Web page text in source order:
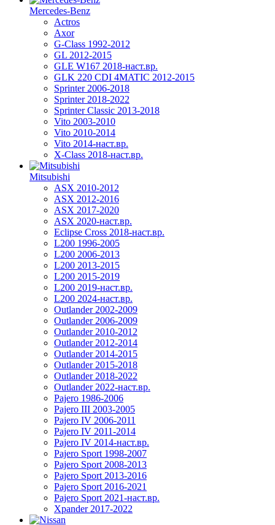
Mercedes-Benz
Actros
Axor
G-Class 1992-2012
GL 2012-2015
GLE W167 2018-наст.вр.
GLK 220 CDI 4MATIC 2012-2015
Sprinter 2006-2018
Sprinter 2018-2022
Sprinter Classic 2013-2018
Vito 2003-2010
Vito 2010-2014
Vito 2014-наст.вр.
X-Class 2018-наст.вр.
Mitsubishi
ASX 2010-2012
ASX 2012-2016
ASX 2017-2020
ASX 2020-наст.вр.
Eclipse Cross 2018-наст.вр.
L200 1996-2005
L200 2006-2013
L200 2013-2015
L200 2015-2019
L200 2019-наст.вр.
L200 2024-наст.вр.
Outlander 2002-2009
Outlander 2006-2009
Outlander 2010-2012
Outlander 2012-2014
Outlander 2014-2015
Outlander 2015-2018
Outlander 2018-2022
Outlander 2022-наст.вр.
Pajero 1986-2006
Pajero III 2003-2005
Pajero IV 2006-2011
Pajero IV 2011-2014
Pajero IV 2014-наст.вр.
Pajero Sport 1998-2007
Pajero Sport 2008-2013
Pajero Sport 2013-2016
Pajero Sport 2016-2021
Pajero Sport 2021-наст.вр.
Xpander 2017-2022